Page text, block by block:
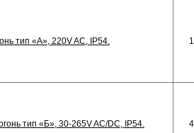
тип «А», 220V AC, IP54.
тип «Б», 30-265V AC/DC, IP54.